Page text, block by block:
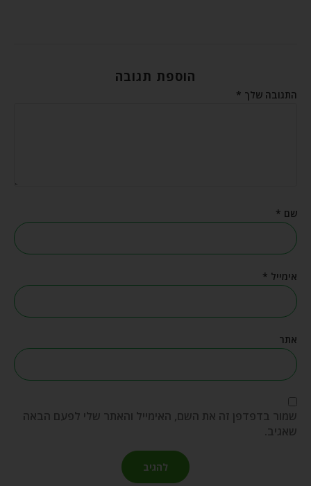
הוספת תגובה
התגובה שלך *
שם *
אימייל *
אתר
שמור בדפדפן זה את השם, האימייל והאתר שלי לפעם הבאה
שאגיב.